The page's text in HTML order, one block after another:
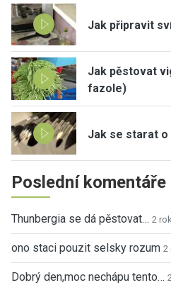
Jak připravit
Jak pěstovat
fazole)
Jak se starat o
Poslední komentáře
Thunbergia se dá pěstovat… 2
ono staci pouzit selsky rozum 2
Dobrý den,moc nechápu tento…